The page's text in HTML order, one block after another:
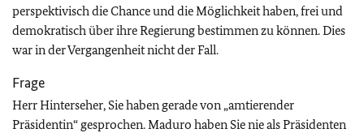
perspektivisch die Chance und die Möglichkeit haben, frei und
demokratisch über ihre Regierung bestimmen zu können. Dies
war in der Vergangenheit nicht der Fall.
Frage
Herr Hinterseher, Sie haben gerade von „amtierender
Präsidentin“ gesprochen. Maduro haben Sie nie als Präsidenten